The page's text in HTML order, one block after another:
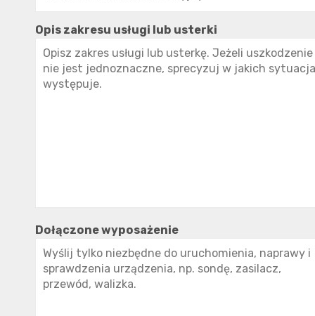
Opis zakresu usługi lub usterki
Dołączone wyposażenie